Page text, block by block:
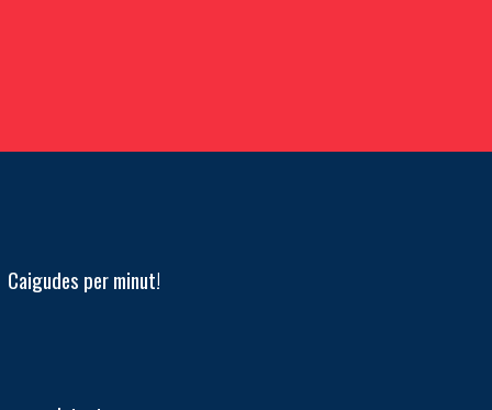
Caigudes per minut!